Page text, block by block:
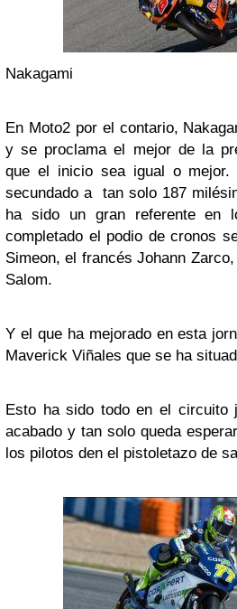
Nakagami
En Moto2 por el contario,
y se proclama el mejor de la
que el inicio sea igual o mejor.
secundado a tan solo 187
ha sido un gran referente en
completado el podio de cronos
Simeon, el francés Johann
Salom.
Y el que ha mejorado en esta
Maverick Viñales que se ha
Esto ha sido todo en el circuito
acabado y tan solo queda
los pilotos den el pistoletazo de